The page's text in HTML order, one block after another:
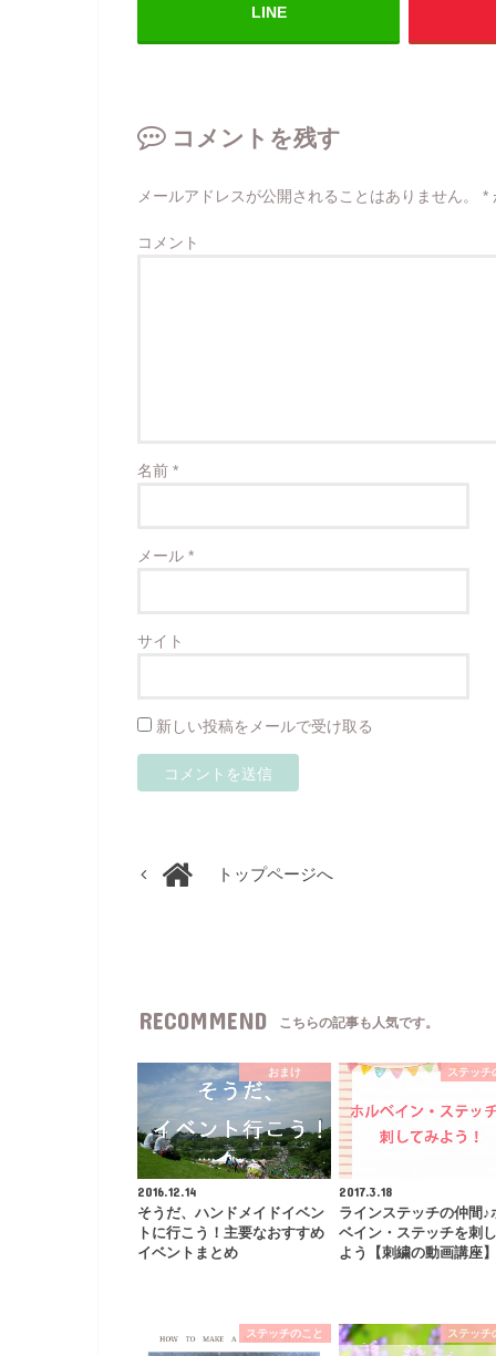
LINE
コメントを残す
メールアドレスが公開されることはありません。 *
コメント
名前 *
メール *
サイト
新しい投稿をメールで受け取る
トップページへ
RECOMMEND こちらの記事も人気です。
おまけ
2016.12.14
そうだ、ハンドメイドイベン
トに行こう！主要なおすすめ
イベントまとめ
ステッチ
2017.3.18
ラインステッチの仲間♪
ベイン・ステッチを刺
よう【刺繍の動画講座】
ステッチのこと ステッチ